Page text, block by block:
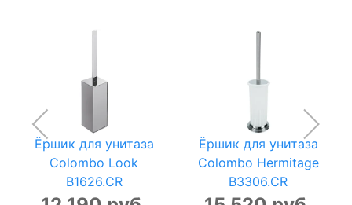
Ёршик для унитаза
Colombo Look
B1626.CR
Ёршик для унитаза
Colombo Hermitage
B3306.CR